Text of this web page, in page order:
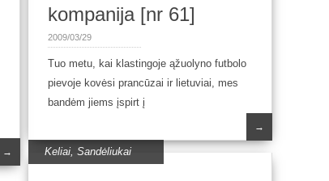
kompanija [nr 61]
2009/03/29
Tuo metu, kai klastingoje ąžuolyno futbolo
pievoje kovėsi prancūzai ir lietuviai, mes
bandėm jiems įspirt į
→
→ Keliai,Sandėliukai